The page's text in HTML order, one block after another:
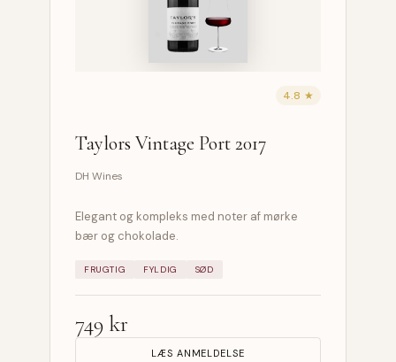
4.8 ★
Taylors Vintage Port 2017
DH Wines
Elegant og kompleks med noter af mørke
bær og chokolade.
FRUGTIG FYLDIG SØD
749 kr
LÆS ANMELDELSE